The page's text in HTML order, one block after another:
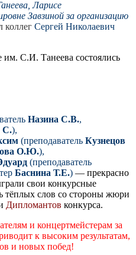
Ларисе
Завзиной за организацию
коллег Сергей Николаевич
им. С.И. Танеева состоялись
Назина С.В.,
С.),
(преподаватель Кузнецов
О.Ю.),
(преподаватель
Баснина Т.Е.) — прекрасно
свои конкурсные
тёплых слов со стороны жюри
Дипломантов конкурса.
и концертмейстерам за
к высоким результатам,
и новых побед!